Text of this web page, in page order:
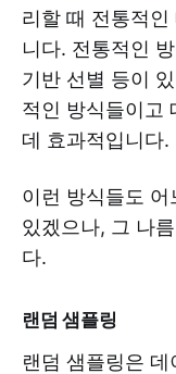
리할 때 전통적
니다. 전통적인
기반 선별 등이
적인 방식들이고
데 효과적입니다.
이런 방식들도
있겠으나, 그 나
다.
랜덤 샘플링
랜덤 샘플링은